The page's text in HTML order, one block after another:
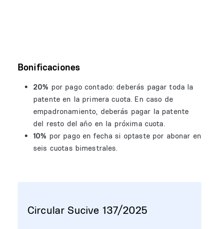
Bonificaciones
20% por pago contado: deberás pagar toda la
patente en la primera cuota. En caso de
empadronamiento, deberás pagar la patente
del resto del año en la próxima cuota.
10% por pago en fecha si optaste por abonar en
seis cuotas bimestrales.
Circular Sucive 137/2025